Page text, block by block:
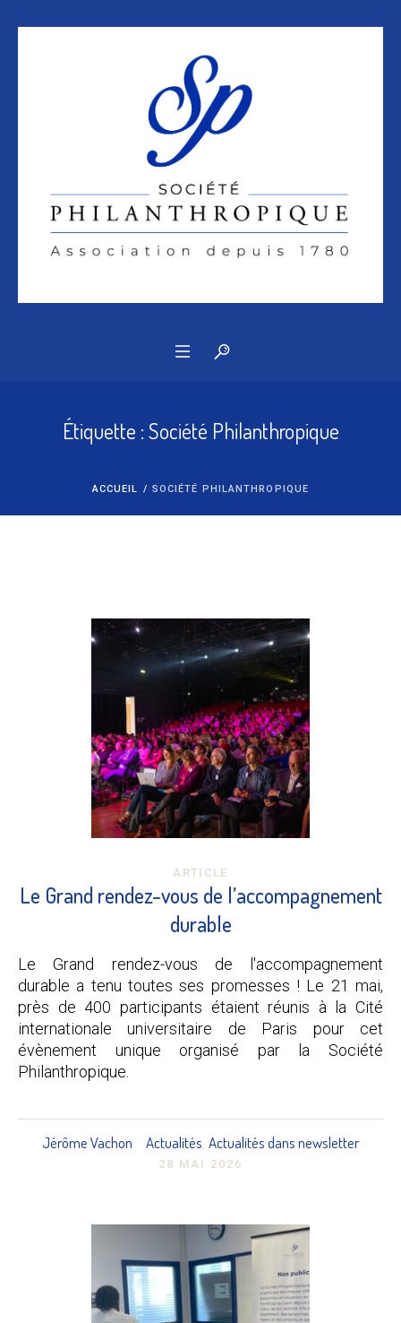
Étiquette :Société Philanthropique
ACCUEIL / SOCIÉTÉ PHILANTHROPIQUE
ARTICLE
Le Grand rendez-vous de l’accompagnement
durable
Le Grand rendez-vous de l'accompagnement
durable a tenu toutes ses promesses ! Le 21 mai,
près de 400 participants étaient réunis à la Cité
internationale universitaire de Paris pour cet
évènement unique organisé par la Société
Philanthropique.
Jérôme Vachon Actualités, Actualités dans newsletter
28 MAI 2026